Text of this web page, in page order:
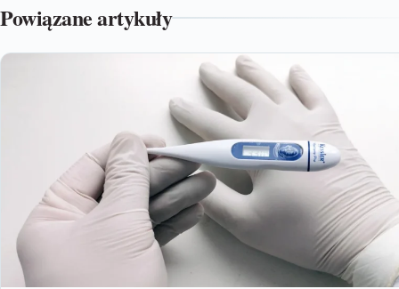
Powiązane artykuły